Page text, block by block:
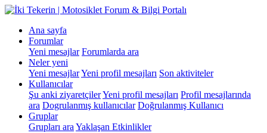
Ana sayfa
Forumlar
Yeni mesajlar Forumlarda ara
Neler yeni
Yeni mesajlarYeni profil mesajları Son aktiviteler
Kullanıcılar
Şu anki ziyaretçilerYeni profil mesajları Profil mesajlarında
ara Dogrulanmış kullanıcılar Doğrulanmış Kullanıcı
Gruplar
Grupları ara Yaklaşan Etkinlikler